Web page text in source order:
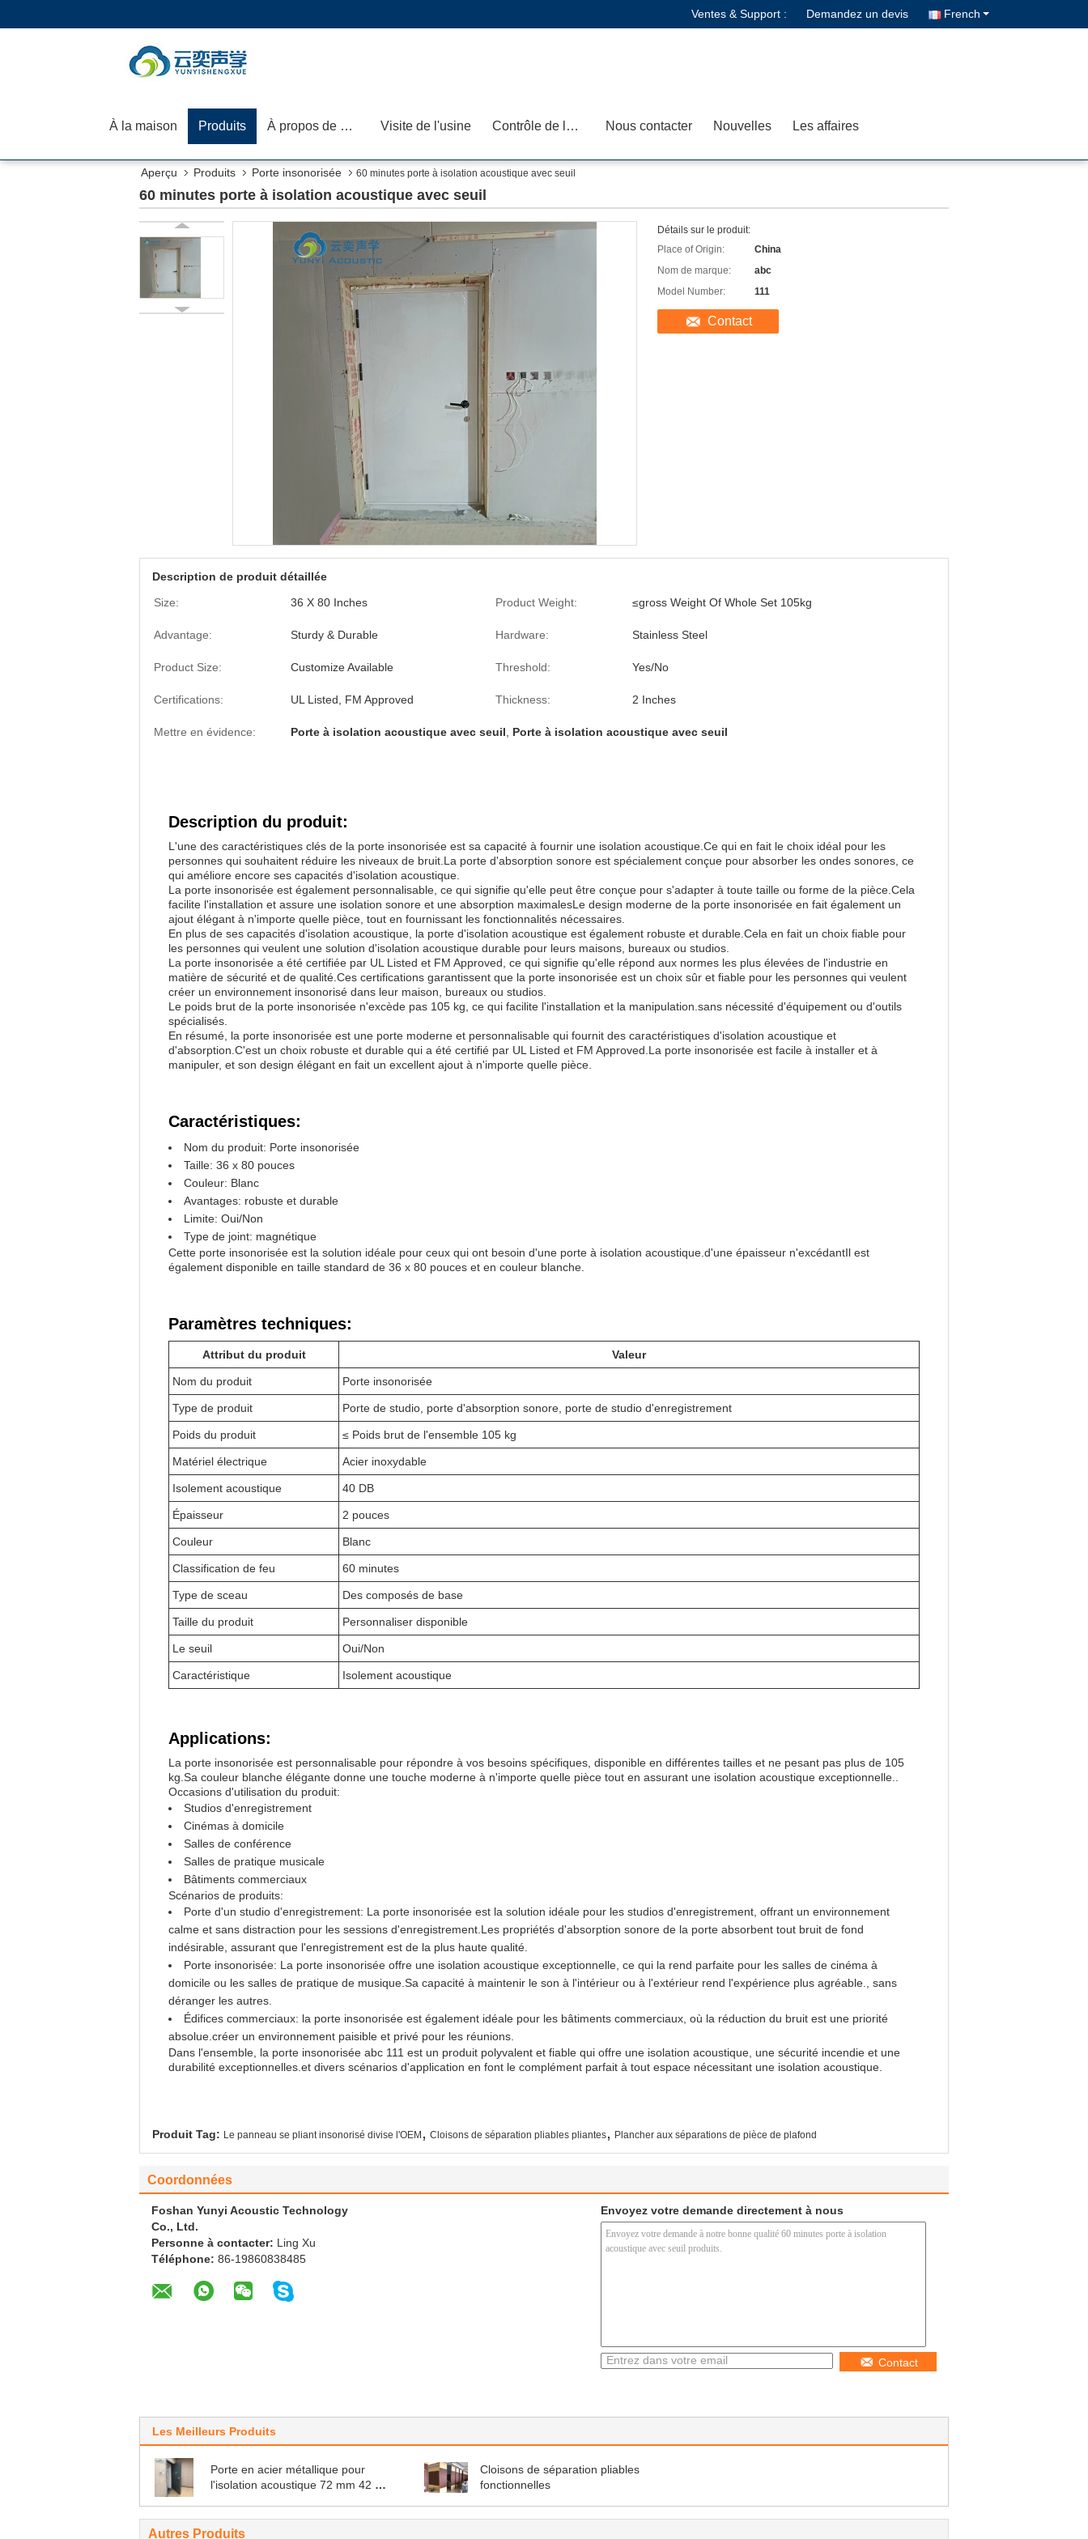
Ventes & Support : Demandez un devis French
À la maison Produits À propos de nous Visite de l'usine Contrôle de la qualité Nous contacter Nouvelles Les affaires
Aperçu Produits Porte insonorisée 60 minutes porte à isolation acoustique avec seuil
60 minutes porte à isolation acoustique avec seuil
Détails sur le produit:
Place of Origin:
China
Nom de marque:
abc
Model Number:
111
Contact
Description de produit détaillée
Size:
36 X 80 Inches Product Weight: ≤gross Weight Of Whole Set 105kg
Advantage: Sturdy & Durable Hardware: Stainless Steel
Product Size: Customize Available Threshold: Yes/No
Certifications: UL Listed, FM Approved Thickness: 2 Inches
Mettre en évidence: Porte à isolation acoustique avec seuil Porte à isolation acoustique avec seuil
Description du produit:
L'une des caractéristiques clés de la porte insonorisée est sa capacité à fournir une isolation acoustique.Ce qui en fait le choix idéal pour les
personnes qui souhaitent réduire les niveaux de bruit.La porte d'absorption sonore est spécialement conçue pour absorber les ondes sonores, ce
qui améliore encore ses capacités d'isolation acoustique.
La porte insonorisée est également personnalisable, ce qui signifie qu'elle peut être conçue pour s'adapter à toute taille ou forme de la pièce.Cela
facilite l'installation et assure une isolation sonore et une absorption maximalesLe design moderne de la porte insonorisée en fait également un
ajout élégant à n'importe quelle pièce, tout en fournissant les fonctionnalités nécessaires.
En plus de ses capacités d'isolation acoustique, la porte d'isolation acoustique est également robuste et durable.Cela en fait un choix fiable pour
les personnes qui veulent une solution d'isolation acoustique durable pour leurs maisons, bureaux ou studios.
La porte insonorisée a été certifiée par UL Listed et FM Approved, ce qui signifie qu'elle répond aux normes les plus élevées de l'industrie en
matière de sécurité et de qualité.Ces certifications garantissent que la porte insonorisée est un choix sûr et fiable pour les personnes qui veulent
créer un environnement insonorisé dans leur maison, bureaux ou studios.
Le poids brut de la porte insonorisée n'excède pas 105 kg, ce qui facilite l'installation et la manipulation.sans nécessité d'équipement ou d'outils
spécialisés.
En résumé, la porte insonorisée est une porte moderne et personnalisable qui fournit des caractéristiques d'isolation acoustique et
d'absorption.C'est un choix robuste et durable qui a été certifié par UL Listed et FM Approved.La porte insonorisée est facile à installer et à
manipuler, et son design élégant en fait un excellent ajout à n'importe quelle pièce.
Caractéristiques:
Nom du produit: Porte insonorisée
Taille: 36 x 80 pouces
Couleur: Blanc
Avantages: robuste et durable
Limite: Oui/Non
Type de joint: magnétique
Cette porte insonorisée est la solution idéale pour ceux qui ont besoin d'une porte à isolation acoustique.d'une épaisseur n'excédantIl est
également disponible en taille standard de 36 x 80 pouces et en couleur blanche.
Paramètres techniques:
Attribut du produit Valeur
Nom du produit Porte insonorisée
Type de produit Porte de studio, porte d'absorption sonore, porte de studio d'enregistrement
Poids du produit ≤ Poids brut de l'ensemble 105 kg
Matériel électrique Acier inoxydable
Isolement acoustique 40 DB
Épaisseur 2 pouces
Couleur Blanc
Classification de feu 60 minutes
Type de sceau Des composés de base
Taille du produit Personnaliser disponible
Le seuil Oui/Non
Caractéristique Isolement acoustique
Applications:
La porte insonorisée est personnalisable pour répondre à vos besoins spécifiques, disponible en différentes tailles et ne pesant pas plus de 105
kg.Sa couleur blanche élégante donne une touche moderne à n'importe quelle pièce tout en assurant une isolation acoustique exceptionnelle..
Occasions d'utilisation du produit:
Studios d'enregistrement
Cinémas à domicile
Salles de conférence
Salles de pratique musicale
Bâtiments commerciaux
Scénarios de produits:
Porte d'un studio d'enregistrement: La porte insonorisée est la solution idéale pour les studios d'enregistrement, offrant un environnement
calme et sans distraction pour les sessions d'enregistrement.Les propriétés d'absorption sonore de la porte absorbent tout bruit de fond
indésirable, assurant que l'enregistrement est de la plus haute qualité.
Porte insonorisée: La porte insonorisée offre une isolation acoustique exceptionnelle, ce qui la rend parfaite pour les salles de cinéma à
domicile ou les salles de pratique de musique.Sa capacité à maintenir le son à l'intérieur ou à l'extérieur rend l'expérience plus agréable., sans
déranger les autres.
Édifices commerciaux: la porte insonorisée est également idéale pour les bâtiments commerciaux, où la réduction du bruit est une priorité
absolue.créer un environnement paisible et privé pour les réunions.
Dans l'ensemble, la porte insonorisée abc 111 est un produit polyvalent et fiable qui offre une isolation acoustique, une sécurité incendie et une
durabilité exceptionnelles.et divers scénarios d'application en font le complément parfait à tout espace nécessitant une isolation acoustique.
Produit Tag: Le panneau se pliant insonorisé divise l'OEM , Cloisons de séparation pliables pliantes, Plancher aux séparations de pièce de plafond
Coordonnées
Foshan Yunyi Acoustic Technology
Co., Ltd.
Personne à contacter: Ling Xu
Téléphone: 86-19860838485
Envoyez votre demande directement à nous
Contact
Les Meilleurs Produits
Porte en acier métallique pour
l'isolation acoustique 72 mm 42 ± 3
Cloisons de séparation pliables
fonctionnelles
Autres Produits